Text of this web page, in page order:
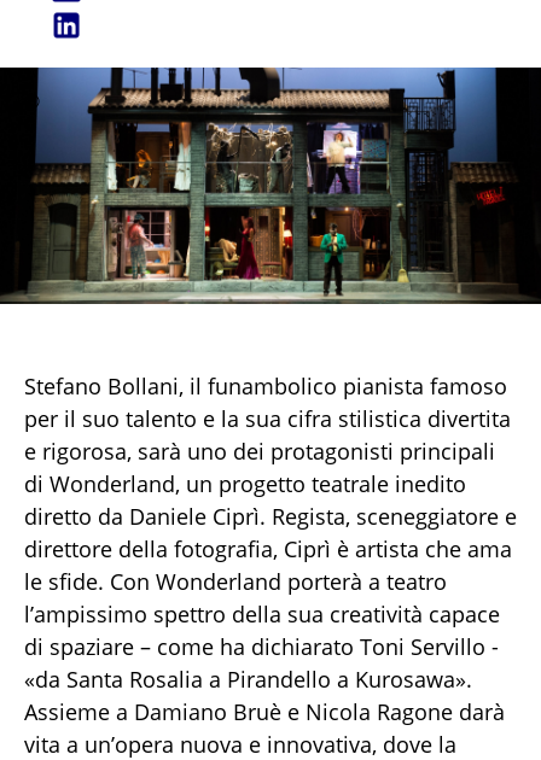
Stefano Bollani, il funambolico pianista famoso
per il suo talento e la sua cifra stilistica divertita
e rigorosa, sarà uno dei protagonisti principali
di Wonderland, un progetto teatrale inedito
diretto da Daniele Ciprì. Regista, sceneggiatore e
direttore della fotografia, Ciprì è artista che ama
le sfide. Con Wonderland porterà a teatro
l’ampissimo spettro della sua creatività capace
di spaziare – come ha dichiarato Toni Servillo -
«da Santa Rosalia a Pirandello a Kurosawa».
Assieme a Damiano Bruè e Nicola Ragone darà
vita a un’opera nuova e innovativa, dove la